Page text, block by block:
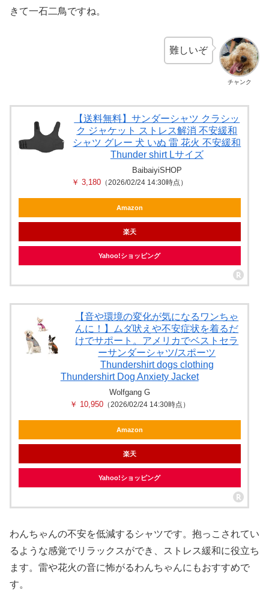
きて一石二鳥ですね。
チャンク
難しいぞ
【送料無料】サンダーシャツ クラシッ
ク ジャケット ストレス解消 不安緩和
シャツ グレー 犬 いぬ 雷 花火 不安緩和
Thunder shirt Lサイズ
BaibaiyiSHOP
￥ 3,180 （2026/02/24 14:30時点）
Amazon
楽天
Yahoo!ショッピング
【音や環境の変化が気になるワンちゃ
んに！】ムダ吠えや不安症状を着るだ
けでサポート。アメリカでベストセラ
ーサンダーシャツ/スポーツ
Thundershirt dogs clothing
Thundershirt Dog Anxiety Jacket
Wolfgang G
￥ 10,950（2026/02/24 14:30時点）
Amazon
楽天
Yahoo!ショッピング
わんちゃんの不安を低減するシャツです。抱っこされてい
るような感覚でリラックスができ、ストレス緩和に役立ち
ます。雷や花火の音に怖がるわんちゃんにもおすすめで
す。